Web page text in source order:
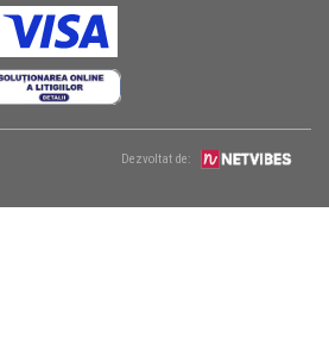
Dezvoltat de: